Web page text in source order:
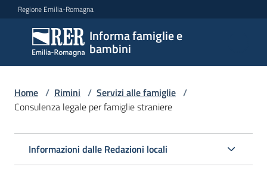
Vai al contenuto
Vai alla navigazione
Vai al footer
Regione Emilia-Romagna
Informa famiglie e
bambini
Informa
famiglie
e
bambini
Argomenti
Home / Rimini / Servizi alle famiglie /
Consulenza legale per famiglie straniere
Informazioni dalle Redazioni locali